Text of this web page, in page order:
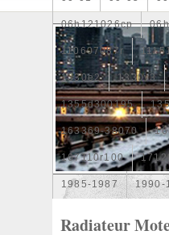
06h121026cp
110607087r
1330e2 1330v3
1355d300195
163369-38070
167110r100
1985-1987 1990-
Radiateur